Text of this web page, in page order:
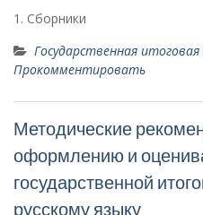
1. Сборники
Государственная
Прокомментировать
Методические
оформлению и
государственной
русскому языку